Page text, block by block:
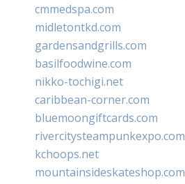
cmmedspa.com
midletontkd.com
gardensandgrills.com
basilfoodwine.com
nikko-tochigi.net
caribbean-corner.com
bluemoongiftcards.com
rivercitysteampunkexpo.com
kchoops.net
mountainsideskateshop.com